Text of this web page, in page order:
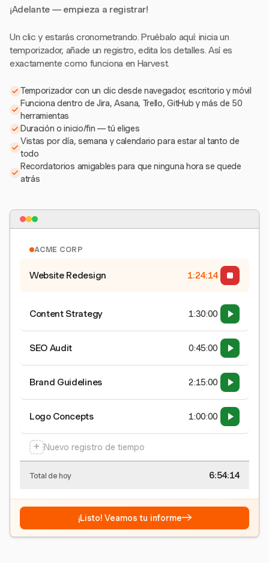
¡Adelante — empieza a registrar!
Un clic y estarás cronometrando. Pruébalo aquí: inicia un
temporizador, añade un registro, edita los detalles. Así es
exactamente como funciona en Harvest.
Temporizador con un clic desde navegador, escritorio y móvil
Funciona dentro de Jira, Asana, Trello, GitHub y más de 50
herramientas
Duración o inicio/fin — tú eliges
Vistas por día, semana y calendario para estar al tanto de
todo
Recordatorios amigables para que ninguna hora se quede
atrás
ACME CORP
Website Redesign 1:24:15
Content Strategy 1:30:00
SEO Audit 0:45:00
Brand Guidelines 2:15:00
Logo Concepts 1:00:00
+ Nuevo registro de tiempo
Total de hoy 6:54:15
¡Listo! Veamos tu informe→